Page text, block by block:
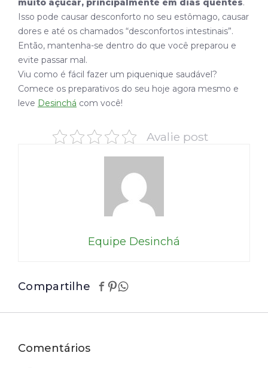
muito açúcar, principalmente em dias quentes.
Isso pode causar desconforto no seu estômago, causar
dores e até os chamados “desconfortos intestinais”.
Então, mantenha-se dentro do que você preparou e
evite passar mal.
Viu como é fácil fazer um piquenique saudável?
Comece os preparativos do seu hoje agora mesmo e
leve Desinchá com você!
Avalie post
Equipe Desinchá
Compartilhe
Comentários